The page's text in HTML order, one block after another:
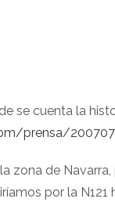
se cuenta la
prensa/
zona de
por la